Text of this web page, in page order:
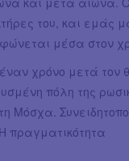
του, και εμάς
μέσα στον
χρόνο μετά τον
πόλη της
Μόσχα.
πραγματικότητα